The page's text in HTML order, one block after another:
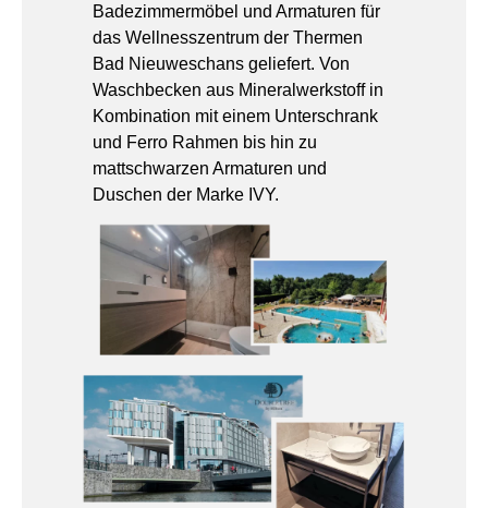
Waschbecken aus Mineralwerkstoff in
Kombination mit einem Unterschrank
und Ferro Rahmen bis hin zu
mattschwarzen Armaturen und
Duschen der Marke IVY.
Doubletree by Hilton
Für Sanibell war dieses Projekt eine